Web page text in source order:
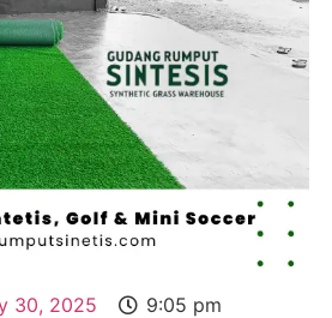
30, 2025 9:05 pm